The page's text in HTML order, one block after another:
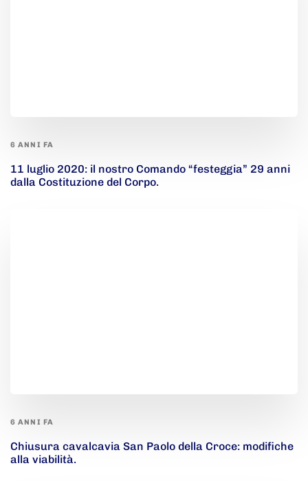
6 ANNI FA
11 luglio 2020: il nostro Comando “festeggia” 29 anni
dalla Costituzione del Corpo.
6 ANNI FA
Chiusura cavalcavia San Paolo della Croce: modifiche
alla viabilità.